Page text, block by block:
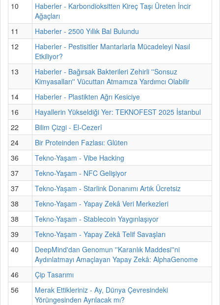
10
Haberler - Karbondioksitten Kireç Taşı Üreten İncir
Ağaçları
11
Haberler - 2500 Yıllık Bal Bulundu
12
Haberler - Pestisitler Mantarlarla Mücadeleyi Nasıl
Etkiliyor?
13
Haberler - Bağırsak Bakterileri Zehirli ''Sonsuz
Kimyasalları'' Vücuttan Atmamıza Yardımcı Olabilir
14
Haberler - Plastikten Ağrı Kesiciye
16
Hayallerin Yükseldiği Yer: TEKNOFEST 2025 İstanbul
22
Bilim Çizgi - El-Cezerî
24
Bir Proteinden Fazlası: Glüten
36
Tekno-Yaşam - Vibe Hacking
37
Tekno-Yaşam - NFC Gelişiyor
37
Tekno-Yaşam - Starlink Donanımı Artık Ücretsiz
38
Tekno-Yaşam - Yapay Zekâ Veri Merkezleri
38
Tekno-Yaşam - Stablecoin Yaygınlaşıyor
39
Tekno-Yaşam - Yapay Zekâ Telif Savaşları
40
DeepMind'dan Genomun ''Karanlık Maddesi''ni
Aydınlatmayı Amaçlayan Yapay Zekâ: AlphaGenome
46
Çip Tasarımı
56
Merak Ettikleriniz - Ay, Dünya Çevresindeki
Yörüngesinden Ayrılacak mı?